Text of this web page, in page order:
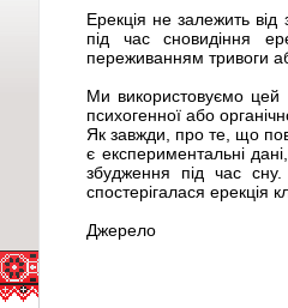
Ерекція не залежить від
під час сновидіння
переживанням тривоги
Ми використовуємо цей
психогенної або
Як завжди, про те, що
є експериментальні
збудження під час
спостерігалася ерекція
Джерело